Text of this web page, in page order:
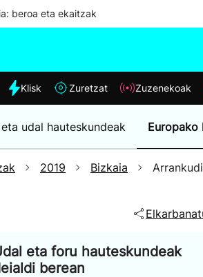
beroa eta ekaitzak
Klisk Zuretzat Zuzenekoak
udal hauteskundeak Europako
2019 Bizkaia
eta foru hauteskundeak
berean